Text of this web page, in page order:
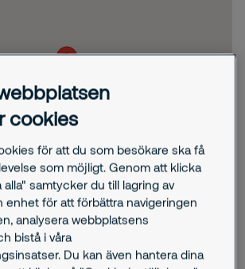
cookies
för att du som besökare ska få
som möjligt. Genom att klicka
samtycker du till lagring av
enhet för att förbättra navigeringen
analysera webbplatsens
bistå i våra
Du kan även hantera dina